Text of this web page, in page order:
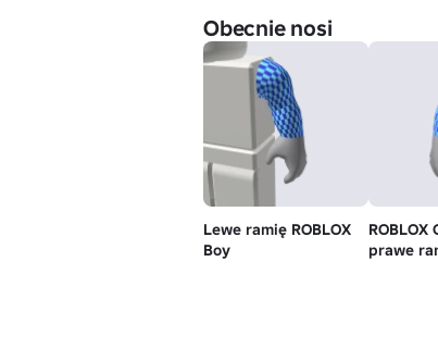
Obecnie nosi
Lewe ramię ROBLOX
Boy
ROBLOX
prawe